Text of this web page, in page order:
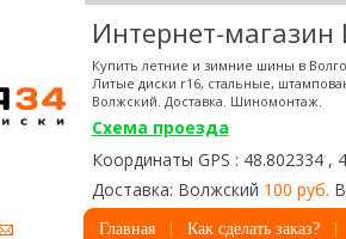
Интернет-
Купить летние и зимние шины в
Литые диски r16, стальные,
Волжский. Доставка. Шиномонтаж.
Схема проезда
Координаты GPS : 48.802334 ,
Доставка: Волжский 100 руб.
Главная Как сделать заказ?